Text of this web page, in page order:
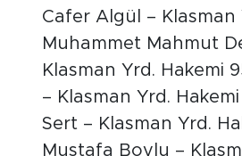
Cafer Algül – Klasman
Muhammet Mahmut
Klasman Yrd. Hakemi
– Klasman Yrd.
Sert – Klasman Yrd.
Mustafa Boylu –